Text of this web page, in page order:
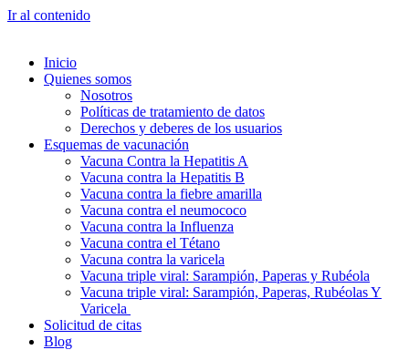
Ir al contenido
Inicio
Quienes somos
Nosotros
Políticas de tratamiento de datos
Derechos y deberes de los usuarios
Esquemas de vacunación
Vacuna Contra la Hepatitis A
Vacuna contra la Hepatitis B
Vacuna contra la fiebre amarilla
Vacuna contra el neumococo
Vacuna contra la Influenza
Vacuna contra el Tétano
Vacuna contra la varicela
Vacuna triple viral: Sarampión, Paperas y Rubéola
Vacuna triple viral: Sarampión, Paperas, Rubéolas Y
Varicela
Solicitud de citas
Blog